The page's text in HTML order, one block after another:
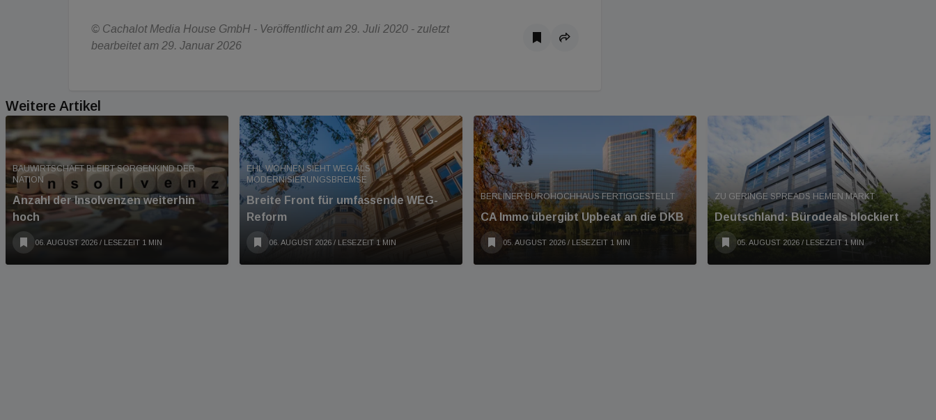
© Cachalot Media House GmbH - Veröffentlicht am 29. Juli 2020 - zuletzt
bearbeitet am 29. Januar 2026
Weitere Artikel
BAUWIRTSCHAFT BLEIBT SORGENKIND DER
NATION
Anzahl der Insolvenzen weiterhin
hoch
06. AUGUST 2026 / LESEZEIT 1 MIN
EHL WOHNEN SIEHT WEG ALS
MODERNISIERUNGSBREMSE
Breite Front für umfassende WEG-
Reform
06. AUGUST 2026 / LESEZEIT 1 MIN
BERLINER BÜROHOCHHAUS FERTIGGESTELLT
CA Immo übergibt Upbeat an die DKB
05. AUGUST 2026 / LESEZEIT 1 MIN
ZU GERINGE SPREADS HEMEN MARKT
Deutschland: Bürodeals blockiert
05. AUGUST 2026 / LESEZEIT 1 MIN